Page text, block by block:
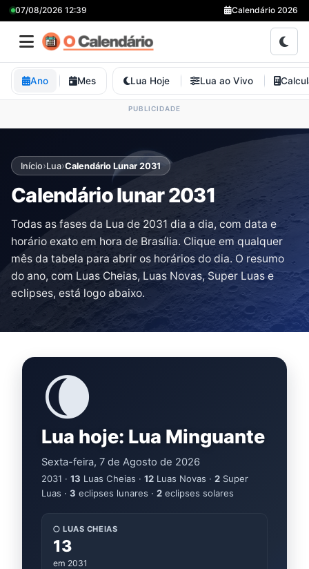
07/08/2026 12:39 Calendário 2026
Ano Mes Lua Hoje Lua ao Vivo
Início›Lua›Calendário Lunar 2031
Calendário lunar 2031
Todas as fases da Lua de 2031 dia a dia, com data e
horário exato em hora de Brasília. Clique em qualquer
mês da tabela para abrir os horários do dia. O resumo
do ano, com Luas Cheias, Luas Novas, Super Luas e
eclipses, está logo abaixo.
🌘
Lua hoje: Lua Minguante
Sexta-feira, 7 de Agosto de 2026
2031 · 13 Luas Cheias · 12 Luas Novas · 2 Super
Luas · 3 eclipses lunares · 2 eclipses solares
🌕 LUAS CHEIAS
13
em 2031